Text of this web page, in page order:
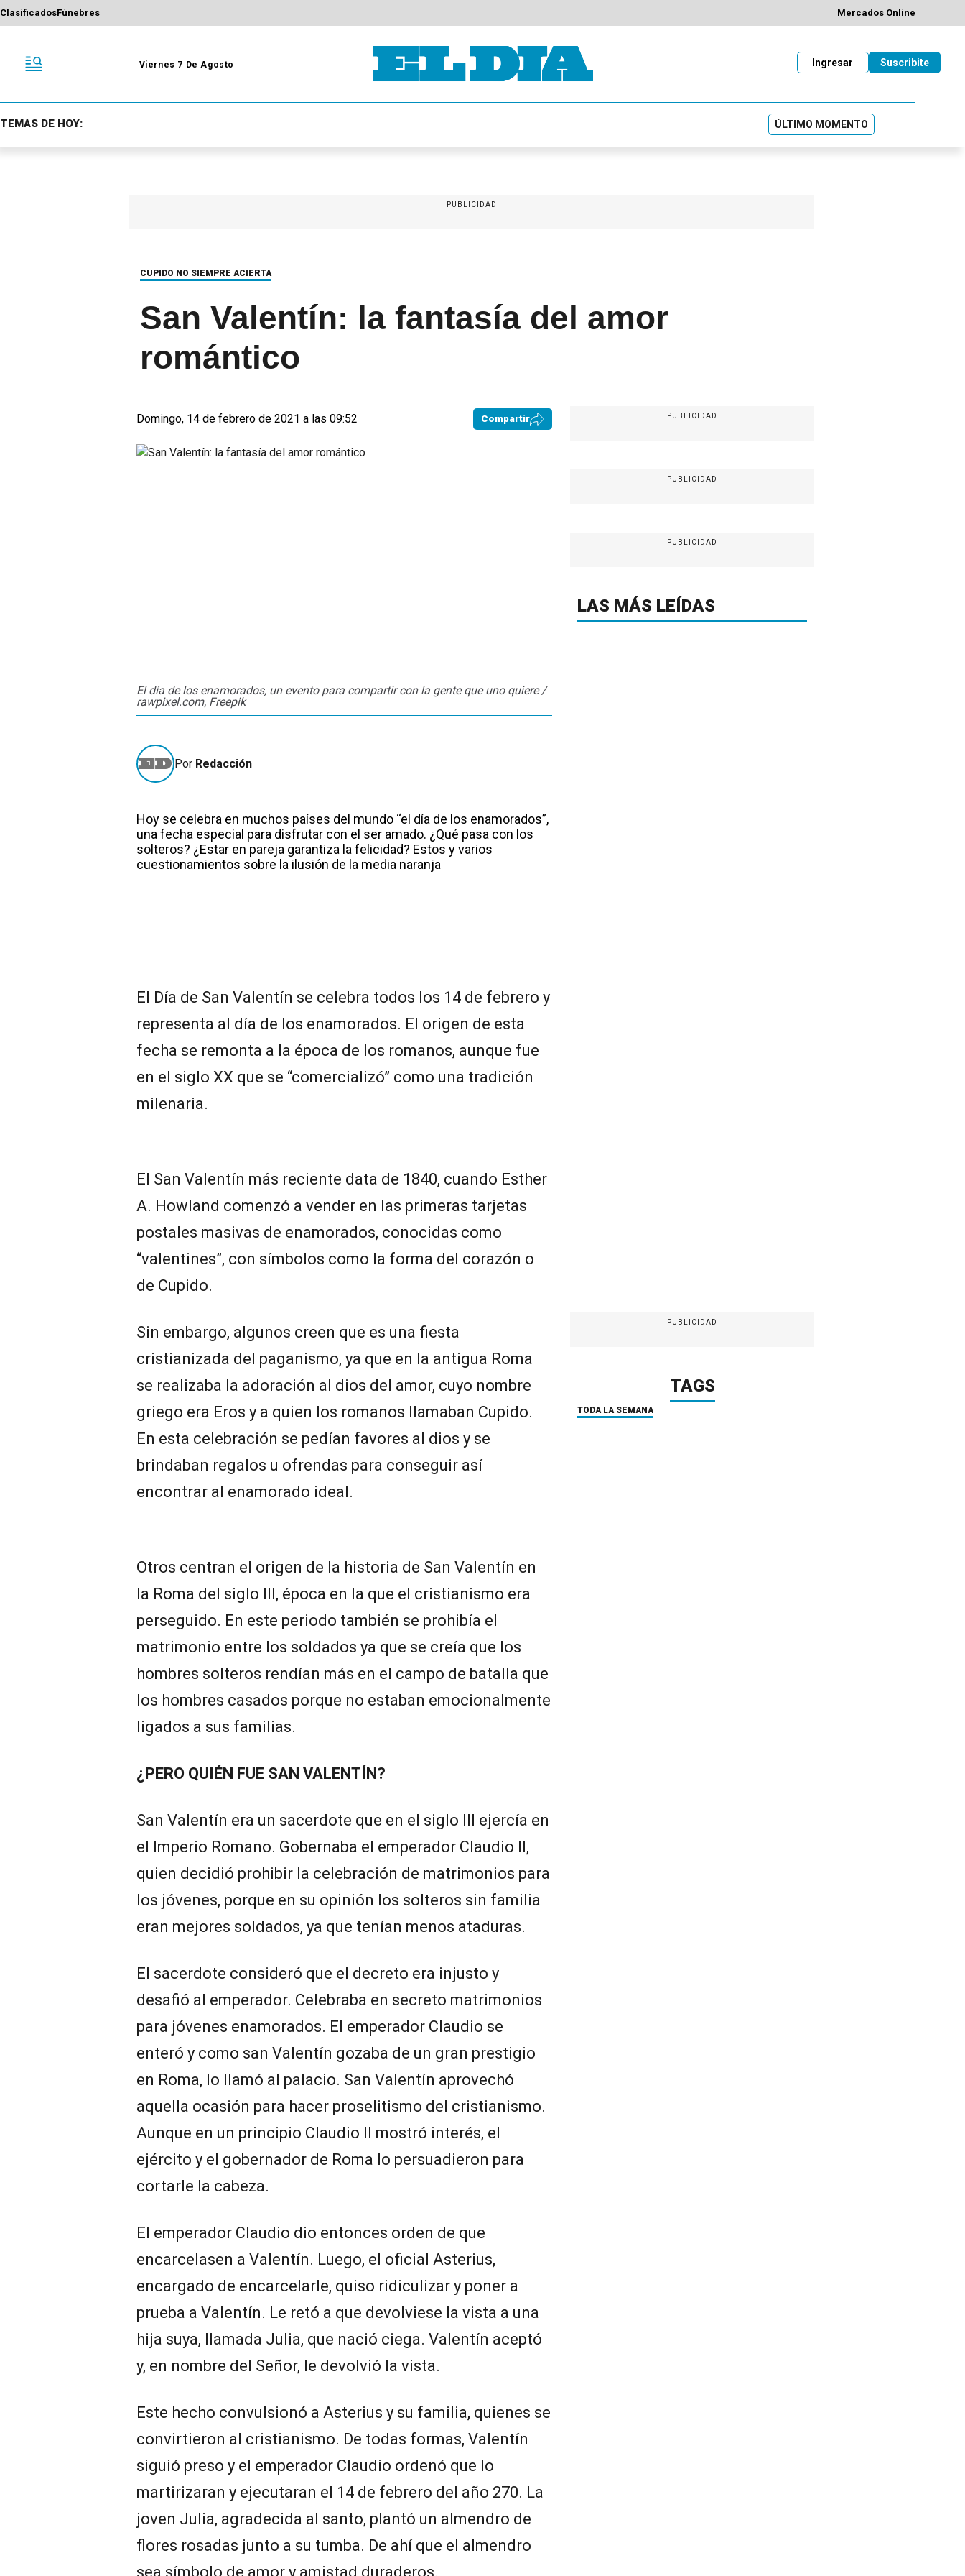
ClasificadosFúnebres Mercados Online
Viernes 7 De Agosto Suscribite
Ingresar
TEMAS DE HOY: ÚLTIMO MOMENTO
PUBLICIDAD
CUPIDO NO SIEMPRE ACIERTA
San Valentín: la fantasía del amor
romántico
Domingo, 14 de febrero de 2021 a las 09:52 Compartir
El día de los enamorados, un evento para compartir con la gente que uno quiere /
rawpixel.com, Freepik
Por Redacción
Hoy se celebra en muchos países del mundo “el día de los enamorados”,
una fecha especial para disfrutar con el ser amado. ¿Qué pasa con los
solteros? ¿Estar en pareja garantiza la felicidad? Estos y varios
cuestionamientos sobre la ilusión de la media naranja
El Día de San Valentín se celebra todos los 14 de febrero y
representa al día de los enamorados. El origen de esta
fecha se remonta a la época de los romanos, aunque fue
en el siglo XX que se “comercializó” como una tradición
milenaria.
El San Valentín más reciente data de 1840, cuando Esther
A. Howland comenzó a vender en las primeras tarjetas
postales masivas de enamorados, conocidas como
“valentines”, con símbolos como la forma del corazón o
de Cupido.
Sin embargo, algunos creen que es una fiesta
cristianizada del paganismo, ya que en la antigua Roma
se realizaba la adoración al dios del amor, cuyo nombre
griego era Eros y a quien los romanos llamaban Cupido.
En esta celebración se pedían favores al dios y se
brindaban regalos u ofrendas para conseguir así
encontrar al enamorado ideal.
Otros centran el origen de la historia de San Valentín en
la Roma del siglo III, época en la que el cristianismo era
perseguido. En este periodo también se prohibía el
matrimonio entre los soldados ya que se creía que los
hombres solteros rendían más en el campo de batalla que
los hombres casados porque no estaban emocionalmente
ligados a sus familias.
¿PERO QUIÉN FUE SAN VALENTÍN?
San Valentín era un sacerdote que en el siglo III ejercía en
el Imperio Romano. Gobernaba el emperador Claudio II,
quien decidió prohibir la celebración de matrimonios para
los jóvenes, porque en su opinión los solteros sin familia
eran mejores soldados, ya que tenían menos ataduras.
El sacerdote consideró que el decreto era injusto y
desafió al emperador. Celebraba en secreto matrimonios
para jóvenes enamorados. El emperador Claudio se
enteró y como san Valentín gozaba de un gran prestigio
en Roma, lo llamó al palacio. San Valentín aprovechó
aquella ocasión para hacer proselitismo del cristianismo.
Aunque en un principio Claudio II mostró interés, el
ejército y el gobernador de Roma lo persuadieron para
cortarle la cabeza.
El emperador Claudio dio entonces orden de que
encarcelasen a Valentín. Luego, el oficial Asterius,
encargado de encarcelarle, quiso ridiculizar y poner a
prueba a Valentín. Le retó a que devolviese la vista a una
hija suya, llamada Julia, que nació ciega. Valentín aceptó
y, en nombre del Señor, le devolvió la vista.
Este hecho convulsionó a Asterius y su familia, quienes se
convirtieron al cristianismo. De todas formas, Valentín
siguió preso y el emperador Claudio ordenó que lo
martirizaran y ejecutaran el 14 de febrero del año 270. La
joven Julia, agradecida al santo, plantó un almendro de
flores rosadas junto a su tumba. De ahí que el almendro
sea símbolo de amor y amistad duraderos.
PUBLICIDAD
PUBLICIDAD
PUBLICIDAD
LAS MÁS LEÍDAS
PUBLICIDAD
TAGS
TODA LA SEMANA